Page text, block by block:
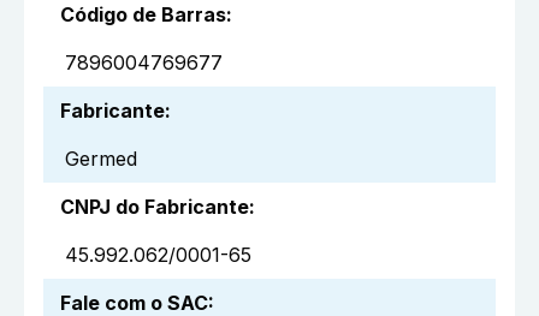
Código de Barras:
7896004769677
Fabricante:
Germed
CNPJ do Fabricante:
45.992.062/0001-65
Fale com o SAC: